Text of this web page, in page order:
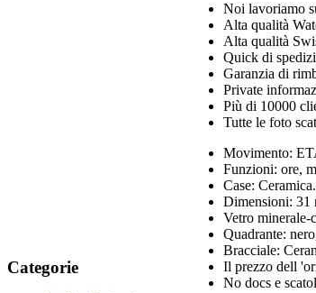
Categorie
Noi lavoriamo
Alta qualità
Alta qualità
Quick di
Garanzia di
Private
Più di 10000
Tutte le foto
Movimento:
Funzioni: ore,
Case: Ceramica.
Dimensioni: 31
Vetro minerale-
Quadrante:
Bracciale:
Il prezzo dell
No docs e